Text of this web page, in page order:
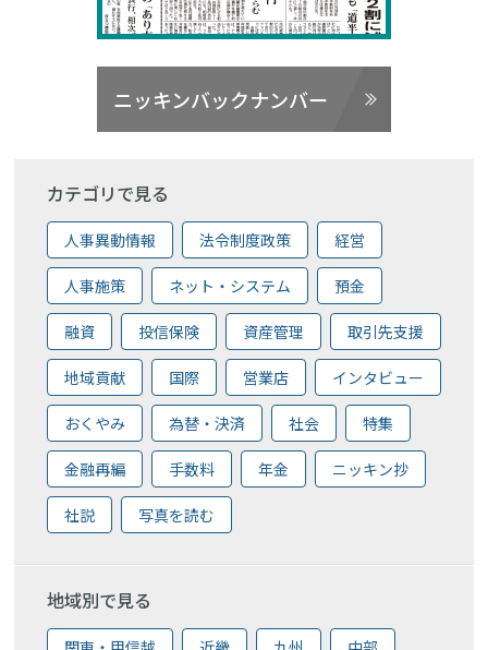
ニッキンバックナンバー
カテゴリで見る
人事異動情報 法令制度政策 経営
人事施策 ネット・システム 預金
融資 投信保険 資産管理 取引先支援
地域貢献 国際 営業店 インタビュー
おくやみ 為替・決済 社会 特集
金融再編 手数料 年金 ニッキン抄
社説 写真を読む
地域別で見る